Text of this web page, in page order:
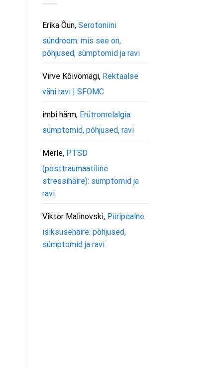
Erika Õun, Serotoniini
sündroom: mis see on,
põhjused, sümptomid ja ravi
Virve Kõivomägi, Rektaalse
vähi ravi | SFOMC
imbi härm, Erütromelalgia:
sümptomid, põhjused, ravi
Merle, PTSD
(posttraumaatiline
stressihäire): sümptomid ja
ravi
Viktor Malinovski, Piiripealne
isiksusehäire: põhjused,
sümptomid ja ravi